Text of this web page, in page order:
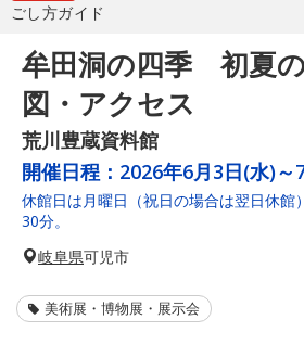
ごし方ガイド
牟田洞の四季 初夏
図・アクセス
荒川豊蔵資料館
開催日程： 2026年6月3日(水)～
休館日は月曜日（祝日の場合は翌日休館
30分。
岐阜県可児市
美術展・博物展・展示会